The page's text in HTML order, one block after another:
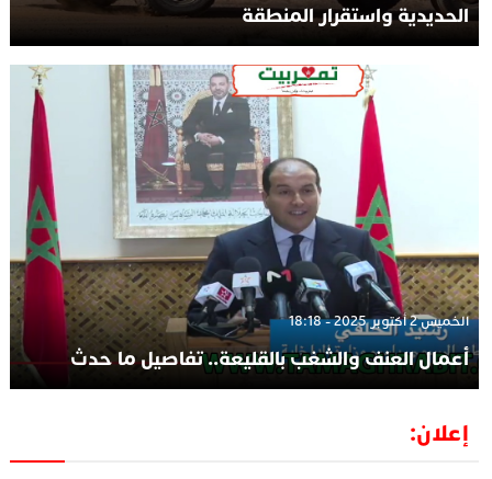
الحديدية واستقرار المنطقة
الخميس 2 أكتوبر 2025 - 18:18
أعمال العنف والشغب بالقليعة.. تفاصيل ما حدث
إعلان: